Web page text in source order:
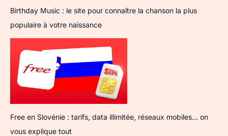
Birthday Music : le site pour connaître la chanson la plus
populaire à votre naissance
Free en Slovénie : tarifs, data illimitée, réseaux mobiles… on
vous explique tout